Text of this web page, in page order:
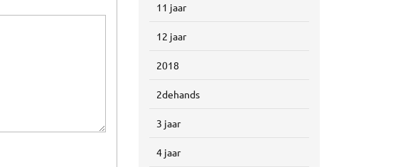
11 jaar
12 jaar
2018
2dehands
3 jaar
4 jaar